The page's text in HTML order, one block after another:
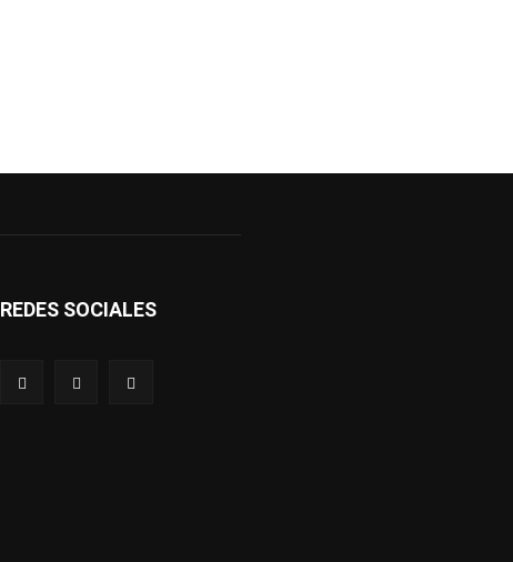
REDES SOCIALES